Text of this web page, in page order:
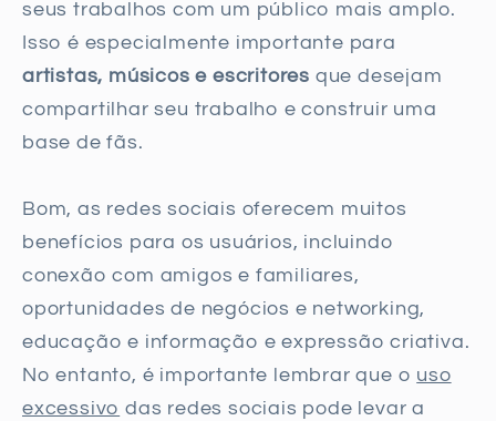
seus trabalhos com um público mais amplo.
Isso é especialmente importante para
artistas, músicos e escritores que desejam
compartilhar seu trabalho e construir uma
base de fãs.
Bom, as redes sociais oferecem muitos
benefícios para os usuários, incluindo
conexão com amigos e familiares,
oportunidades de negócios e networking,
educação e informação e expressão criativa.
No entanto, é importante lembrar que o uso
excessivo das redes sociais pode levar a